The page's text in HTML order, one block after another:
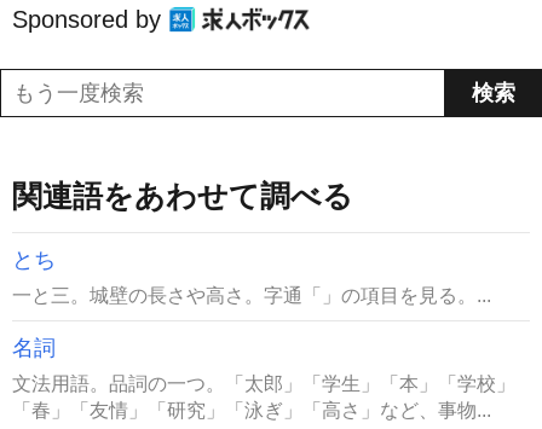
Sponsored by
関連語をあわせて調べる
とち
一と三。城壁の長さや高さ。字通「」の項目を見る。...
名詞
文法用語。品詞の一つ。「太郎」「学生」「本」「学校」
「春」「友情」「研究」「泳ぎ」「高さ」など、事物...